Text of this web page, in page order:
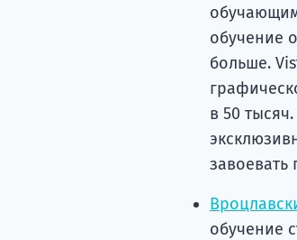
обучение
больше.
в 50
завоевать
обучение